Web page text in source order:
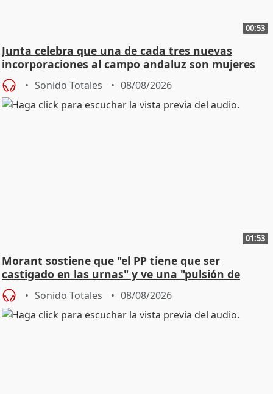
00:53
Junta celebra que una de cada tres nuevas
incorporaciones al campo andaluz son mujeres
jóvenes
Sonido Totales 08/08/2026
01:53
Morant sostiene que "el PP tiene que ser
castigado en las urnas" y ve una "pulsión de
cambio"
Sonido Totales 08/08/2026